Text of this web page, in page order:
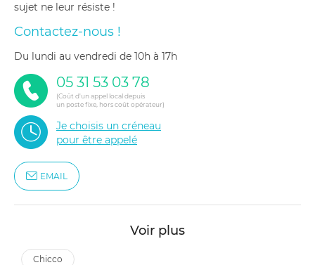
sujet ne leur résiste !
Contactez-nous !
du lundi au vendredi de 10h à 17h
05 31 53 03 78
(Coût d'un appel local depuis
un poste fixe, hors coût opérateur)
Je choisis un créneau
pour être appelé
EMAIL
Voir plus
chicco